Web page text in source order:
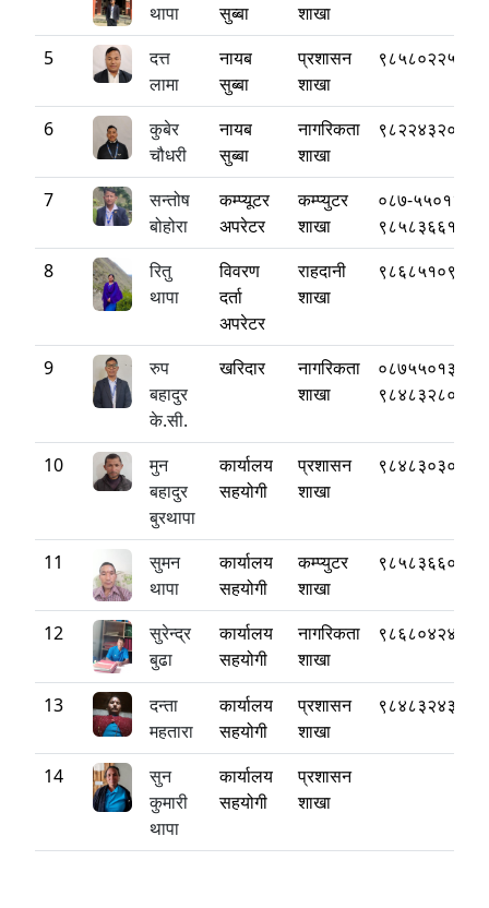
थापा
सुब्बा
शाखा
5
दत्त
लामा
नायब
सुब्बा
प्रशासन
शाखा
९८५८०२२५४८
6
कुबेर
चौधरी
नायब
सुब्बा
नागरिकता
शाखा
९८२२४३२०७७
7
सन्तोष
बोहोरा
कम्प्यूटर
अपरेटर
कम्प्युटर
शाखा
०८७-५५०१३३
९८५८३६६१३८
8
रितु
थापा
विवरण
दर्ता
अपरेटर
राहदानी
शाखा
९८६८५१०९२३
9
रुप
बहादुर
के.सी.
खरिदार
नागरिकता
शाखा
०८७५५०१३३
९८४८३२८०३२
10
मुन
बहादुर
बुरथापा
कार्यालय
सहयोगी
प्रशासन
शाखा
९८४८३०३०३३
11
सुमन
थापा
कार्यालय
सहयोगी
कम्प्युटर
शाखा
९८५८३६६०६२
12
सुरेन्द्र
बुढा
कार्यालय
सहयोगी
नागरिकता
शाखा
९८६८०४२४१३
13
दन्ता
महतारा
कार्यालय
सहयोगी
प्रशासन
शाखा
९८४८३२४३४४
14
सुन
कुमारी
थापा
कार्यालय
सहयोगी
प्रशासन
शाखा